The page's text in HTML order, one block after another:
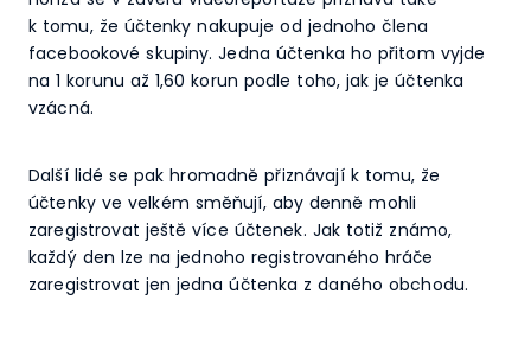
k tomu, že účtenky nakupuje od jednoho člena
facebookové skupiny. Jedna účtenka ho přitom vyjde
na 1 korunu až 1,60 korun podle toho, jak je účtenka
vzácná.
Další lidé se pak hromadně přiznávají k tomu, že
účtenky ve velkém směňují, aby denně mohli
zaregistrovat ještě více účtenek. Jak totiž známo,
každý den lze na jednoho registrovaného hráče
zaregistrovat jen jedna účtenka z daného obchodu.